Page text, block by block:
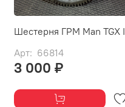
Шестерня ГРМ Man TGX I
Арт: 66814
3 000 ₽